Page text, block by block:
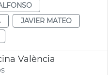
JAVIER MATEO
València